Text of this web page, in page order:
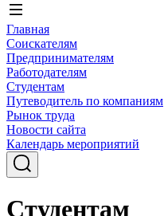
Главная
Соискателям
Предпринимателям
Работодателям
Студентам
Путеводитель по компаниям
Рынок труда
Новости сайта
Календарь мероприятий
Студентам